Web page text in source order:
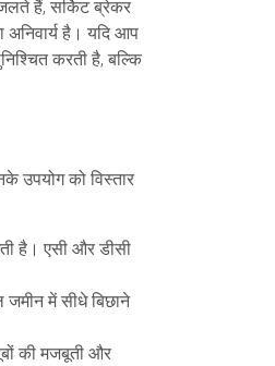
हैं, सर्किट ब्रेकर
अनिवार्य है। यदि आप
करती है, बल्कि
उपयोग को विस्तार
है। एसी और डीसी
में सीधे बिछाने
की मजबूती और